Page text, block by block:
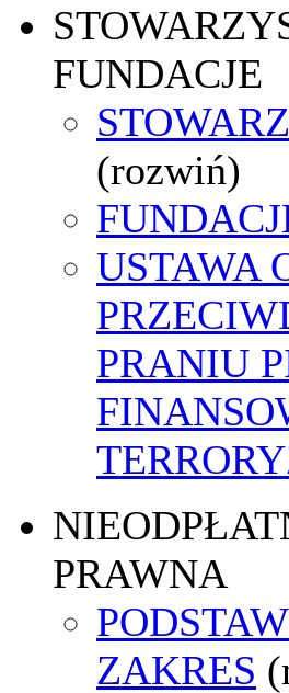
FUNDACJE
(rozwiń)
USTAWA
PRANIU
PRAWNA
ZAKRES